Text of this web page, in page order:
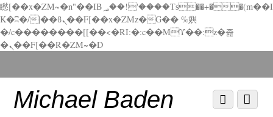
矁[��x�ZM~�n"��IB؃��!'����Тѕ��+��(m��I
K�ʭ�/|��ϐܢ��F[��x�ZMz�G�� %嬩
�/c��������[[��<�RI:�:c��MΎ��:z�졾
�ܢ��F[��R�ZM~�D
down
contentMichael Baden Menu
Scroll
down